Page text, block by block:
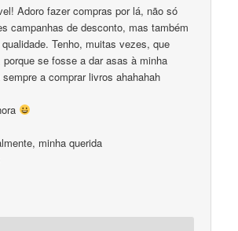
Adoro fazer compras por lá, não só
campanhas de desconto, mas também
Tenho, muitas vezes, que
se fosse a dar asas à minha
a comprar livros ahahahah
minha querida